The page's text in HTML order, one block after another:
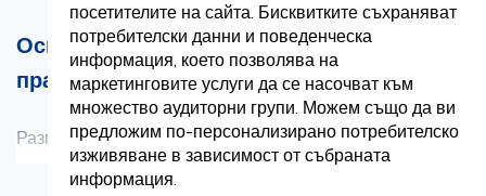
Основни медицински пакети за всяка
практика
Разгледайте нашата селекция от основни медицински
пакети при Vetro Design, проектирани да отговарят на
Вижте повече
посетителите на сайта. Бисквитките съхраняват
потребителски данни и поведенческа
информация, което позволява на
маркетинговите услуги да се насочват към
множество аудиторни групи. Можем също да ви
предложим по-персонализирано потребителско
изживяване в зависимост от събраната
информация.